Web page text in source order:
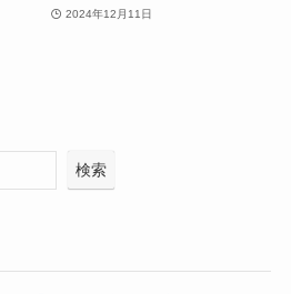
2024年12月11日
検索